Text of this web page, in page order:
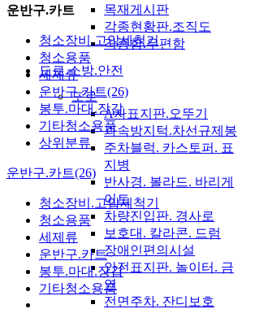
목재게시판
각종현황판.조직도
각종함.우편함
도로.소방.안전
도로
A자표지판.오뚜기
과속방지턱.차선규제봉
주차블럭. 카스토퍼. 표
지병
반사경. 볼라드. 바리게
이트
차량진입판. 경사로
보호대. 칼라콘. 드럼
장애인편의시설
안전표지판. 놀이터. 금
연
전면주차. 잔디보호
운반구.카트
청소장비.고압세척기
청소용품
세제류
운반구.카트(26)
봉투.마대.장갑
기타청소용품
상위분류
운반구.카트(26)
청소장비.고압세척기
청소용품
세제류
운반구.카트
봉투.마대.장갑
기타청소용품